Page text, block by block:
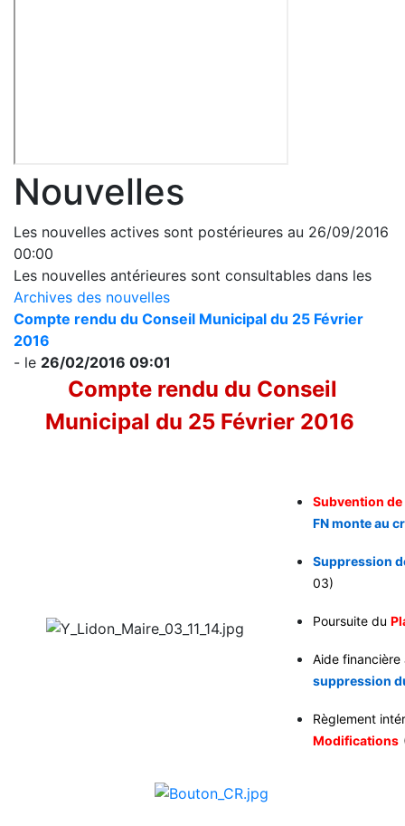
Nouvelles
Les nouvelles actives sont postérieures au 26/09/2016
00:00
Les nouvelles antérieures sont consultables dans les
Archives des nouvelles
Compte rendu du Conseil Municipal du 25 Février
2016
- le 26/02/2016 09:01
Compte rendu du Conseil
Municipal du 25 Février 2016
Subvention
FN monte au
Suppression
03)
Poursuite du
Aide
suppression
Règlement
Modifications